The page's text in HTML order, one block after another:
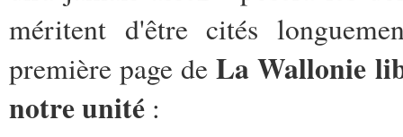
méritent d'être cités
première page deLa Wallonie
notre unité :